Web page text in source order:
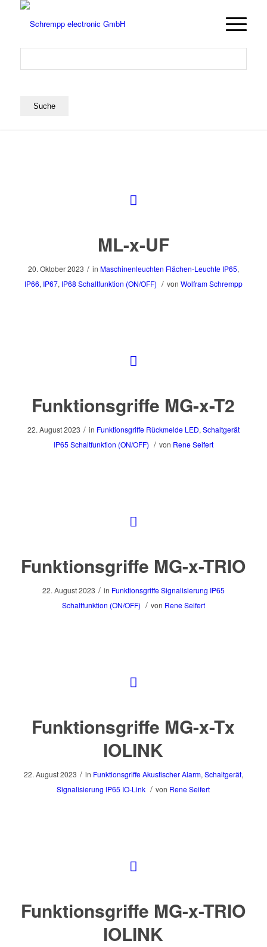
ML-x-UF
20. Oktober 2023 / in Maschinenleuchten Flächen-Leuchte IP65,
IP66, IP67, IP68Schaltfunktion (ON/OFF) / von Wolfram Schrempp
Funktionsgriffe MG-x-T2
22. August 2023 / in Funktionsgriffe Rückmelde LED, Schaltgerät
IP65Schaltfunktion (ON/OFF) / von Rene Seifert
Funktionsgriffe MG-x-TRIO
22. August 2023 / in FunktionsgriffeSignalisierung IP65
Schaltfunktion (ON/OFF) / von Rene Seifert
Funktionsgriffe MG-x-Tx
IOLINK
22. August 2023 / in FunktionsgriffeAkustischer Alarm, Schaltgerät,
Signalisierung IP65 IO-Link / von Rene Seifert
Funktionsgriffe MG-x-TRIO
IOLINK